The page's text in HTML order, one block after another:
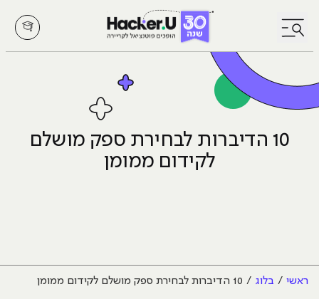
לחץ לפתיחת/סגירת תפריט
10 הדיברות לבחירת ספק מושלם
לקידום ממומן
ראשי בלוג 10 הדיברות לבחירת ספק מושלם לקידום ממומן